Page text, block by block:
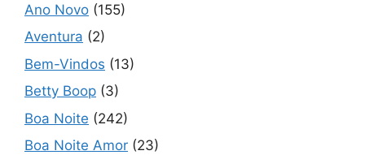
Ano Novo (155)
Aventura (2)
Bem-Vindos (13)
Betty Boop (3)
Boa Noite (242)
Boa Noite Amor (23)